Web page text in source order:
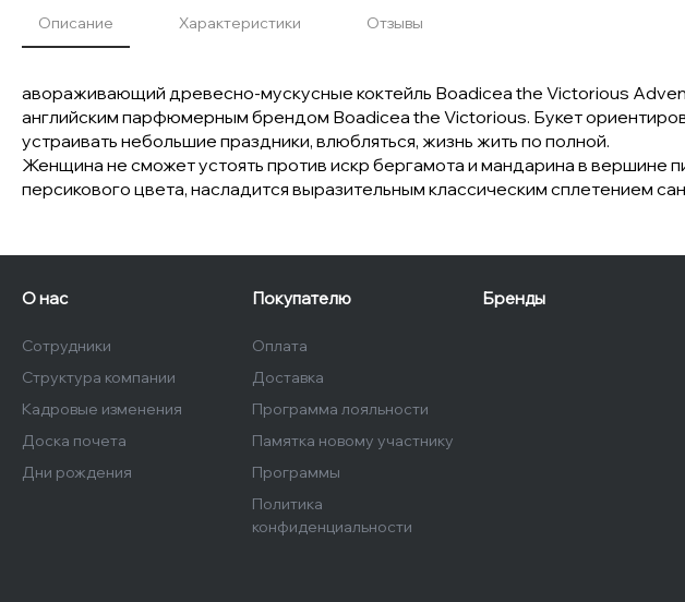
Описание Характеристики Отзывы
авораживающий древесно-мускусные коктейль Boadicea the Victorious
английским парфюмерным брендом Boadicea the Victorious. Букет
устраивать небольшие праздники, влюбляться, жизнь жить по полной.
Женщина не сможет устоять против искр бергамота и мандарина в вершине
персикового цвета, насладится выразительным классическим сплетением
О нас
Сотрудники
Структура компании
Кадровые изменения
Доска почета
Дни рождения
Покупателю
Оплата
Доставка
Программа лояльности
Памятка новому участнику
Программы
Политика
конфиденциальности
Бренды